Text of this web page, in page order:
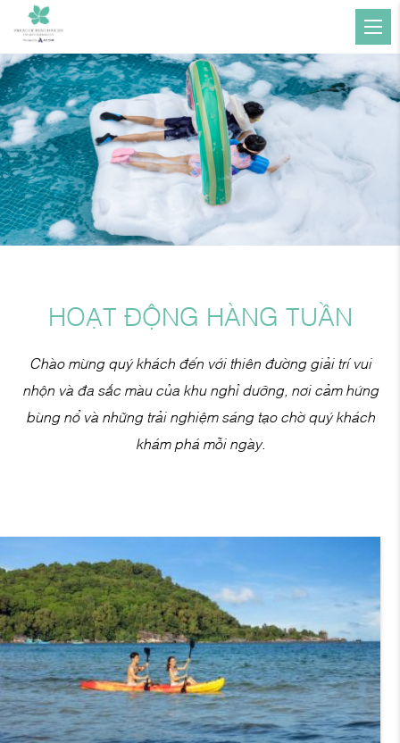
HOẠT ĐỘNG HÀNG TUẦN
Chào mừng quý khách đến với thiên đường giải trí vui
nhộn và đa sắc màu của khu nghỉ dưỡng, nơi cảm hứng
bùng nổ và những trải nghiệm sáng tạo chờ quý khách
khám phá mỗi ngày.